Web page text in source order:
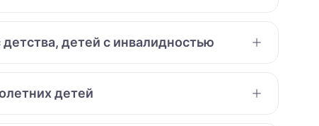
детей с инвалидностью
детей